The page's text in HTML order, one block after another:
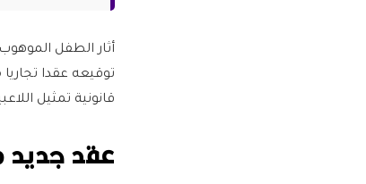
توقيعه عقدا
قانونية تمثيل
عقد جديد مع